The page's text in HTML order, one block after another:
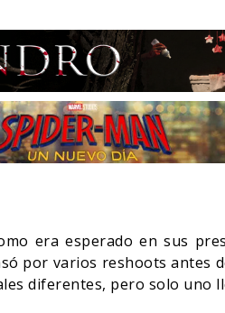
era esperado en sus
por varios reshoots antes
diferentes, pero solo uno